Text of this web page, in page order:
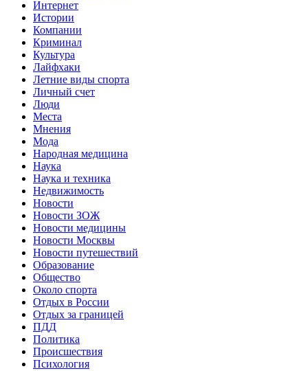
Интернет
Истории
Компании
Криминал
Культура
Лайфхаки
Летние виды спорта
Личный счет
Люди
Места
Мнения
Мода
Народная медицина
Наука
Наука и техника
Недвижимость
Новости
Новости ЗОЖ
Новости медицины
Новости Москвы
Новости путешествий
Образование
Общество
Около спорта
Отдых в России
Отдых за границей
ПДД
Политика
Происшествия
Психология